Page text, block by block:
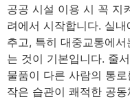
공공 시설 이용 시 꼭 지
려에서 시작합니다. 실
추고, 특히 대중교통에
는 것이 기본입니다. 줄
물품이 다른 사람의 통
작은 습관이 쾌적한 공